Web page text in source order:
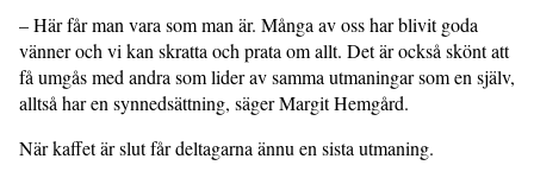
– Här får man vara som man är. Många av oss har blivit goda
vänner och vi kan skratta och prata om allt. Det är också skönt att
få umgås med andra som lider av samma utmaningar som en själv,
alltså har en synnedsättning, säger Margit Hemgård.
När kaffet är slut får deltagarna ännu en sista utmaning.